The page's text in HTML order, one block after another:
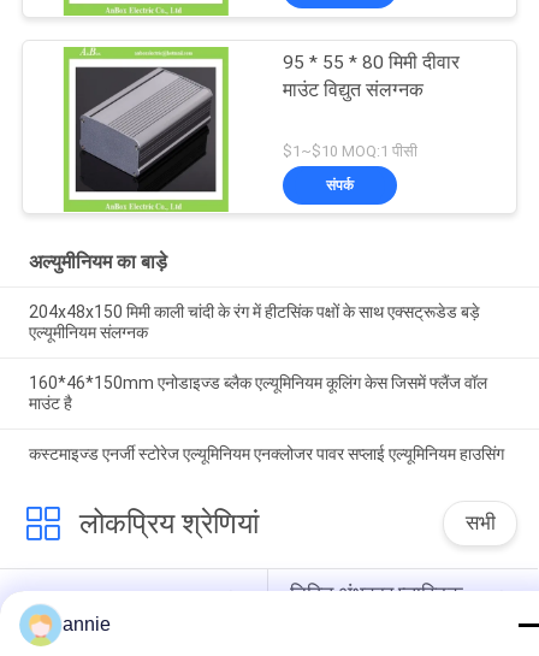
95 * 55 * 80 मिमी दीवार
माउंट विद्युत संलग्नक
$1~$10 MOQ:1 पीसी
संपर्क
अल्युमीनियम का बाड़े
204x48x150 मिमी काली चांदी के रंग में हीटसिंक पक्षों के साथ एक्सट्रूडेड बड़े
एल्यूमीनियम संलग्नक
160*46*150mm एनोडाइज्ड ब्लैक एल्यूमिनियम कूलिंग केस जिसमें फ्लैंज वॉल
माउंट है
कस्टमाइज्ड एनर्जी स्टोरेज एल्यूमिनियम एनक्लोजर पावर सप्लाई एल्यूमिनियम हाउसिंग
लोकप्रिय श्रेणियां सभी
ABS संलग्नक बॉक्स
निविड़ अंधकार प्लास्टिक
annie